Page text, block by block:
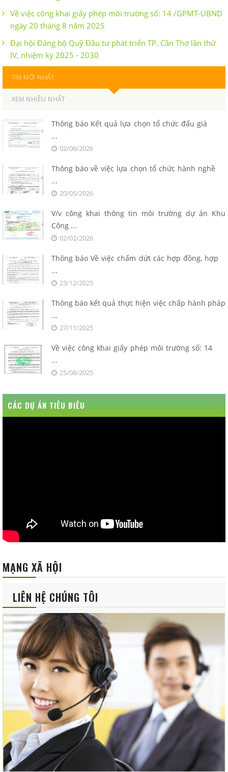
Về việc công khai giấy phép môi trường số: 14 /GPMT-UBND
ngày 20 tháng 8 năm 2025
Đại hội Đảng bộ Quỹ Đầu tư phát triển TP. Cần Thơ lần thứ
IV, nhiệm kỳ 2025 - 2030
TIN MỚI NHẤT
XEM NHIỀU NHẤT
Thông báo Kết quả lựa chọn tổ chức đấu giá
...
02/06/2026
Thông báo về việc lựa chọn tổ chức hành nghề
...
20/05/2026
V/v công khai thông tin môi trường dự án Khu
Công ...
02/02/2026
Thông báo Về việc chấm dứt các hợp đồng, hợp
...
23/12/2025
Thông báo kết quả thực hiện việc chấp hành pháp
...
27/11/2025
Về việc công khai giấy phép môi trường số: 14
...
25/08/2025
CÁC DỰ ÁN TIÊU BIÊU
MẠNG XÃ HỘI
LIÊN HỆ CHÚNG TÔI